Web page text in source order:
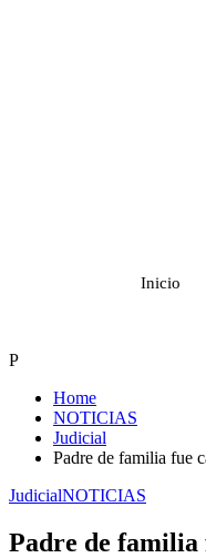
Inicio
P
Home
NOTICIAS
Judicial
Padre de familia fue
JudicialNOTICIAS
Padre de familia